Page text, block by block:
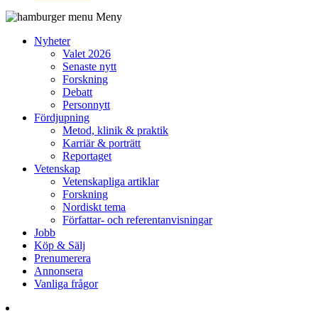
Meny
Nyheter
Valet 2026
Senaste nytt
Forskning
Debatt
Personnytt
Fördjupning
Metod, klinik & praktik
Karriär & porträtt
Reportaget
Vetenskap
Vetenskapliga artiklar
Forskning
Nordiskt tema
Författar- och referentanvisningar
Jobb
Köp & Sälj
Prenumerera
Annonsera
Vanliga frågor